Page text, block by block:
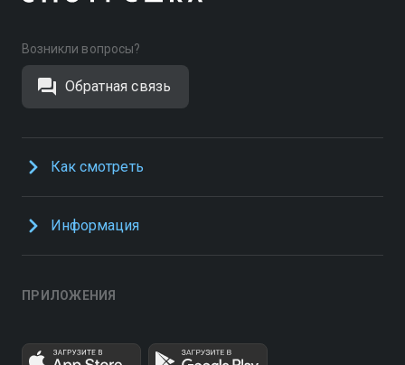
Возникли вопросы?
Обратная связь
Как смотреть
Информация
ПРИЛОЖЕНИЯ